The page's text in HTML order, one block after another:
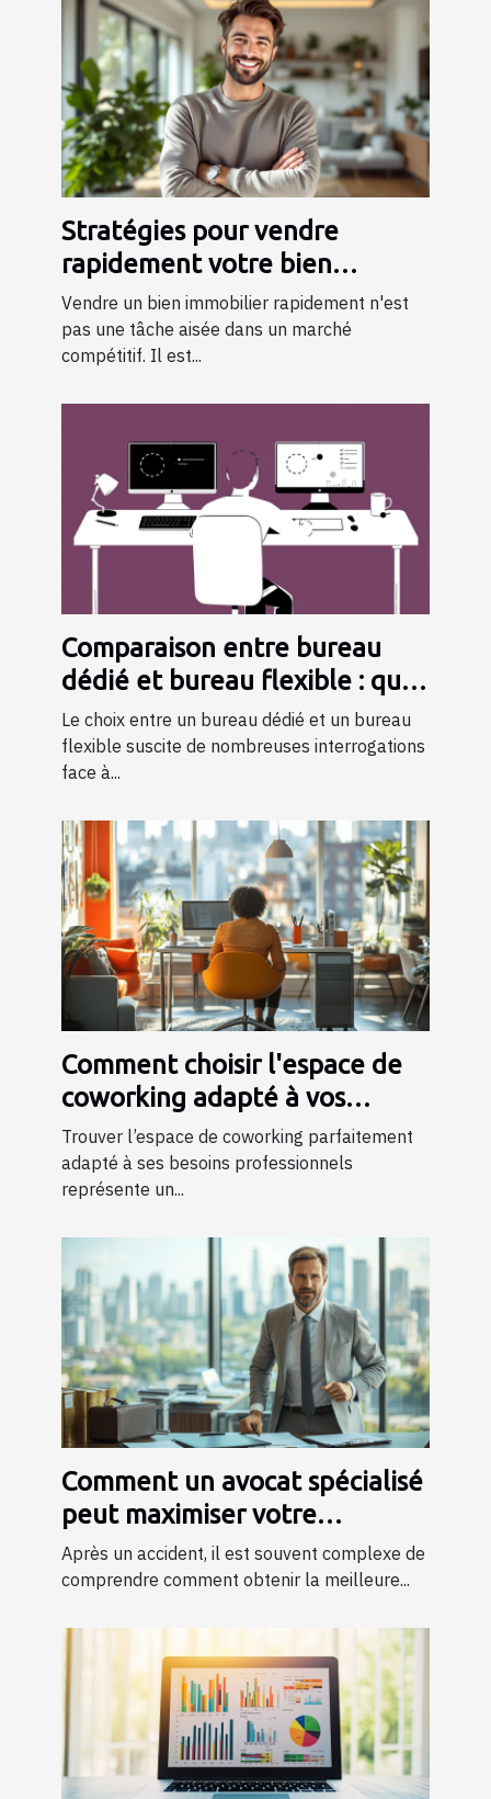
Stratégies pour vendre
rapidement votre bien
immobilier
Vendre un bien immobilier rapidement n'est
pas une tâche aisée dans un marché
compétitif. Il est...
Comparaison entre bureau
dédié et bureau flexible : quel
choisir ?
Le choix entre un bureau dédié et un bureau
flexible suscite de nombreuses interrogations
face à...
Comment choisir l'espace de
coworking adapté à vos
besoins professionnels ?
Trouver l’espace de coworking parfaitement
adapté à ses besoins professionnels
représente un...
Comment un avocat spécialisé
peut maximiser votre
indemnisation après un
accident ?
Après un accident, il est souvent complexe de
comprendre comment obtenir la meilleure...